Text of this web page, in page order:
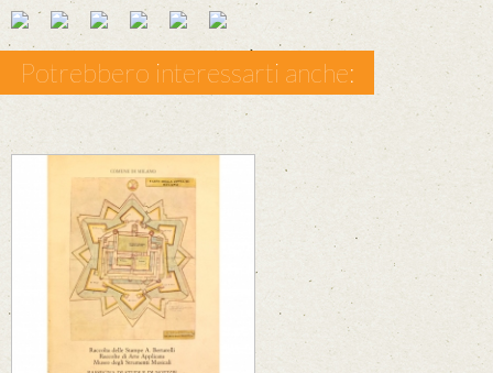
Potrebbero interessarti anche: